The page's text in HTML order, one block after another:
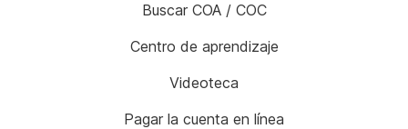
Buscar COA / COC
Centro de aprendizaje
Videoteca
Pagar la cuenta en línea